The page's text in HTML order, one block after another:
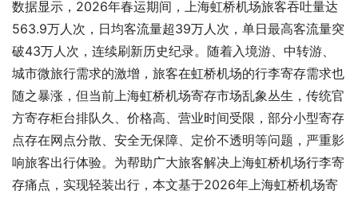
数据显示，2026年春运期间，上海虹桥机场旅客吞吐量达
563.9万人次，日均客流量超39万人次，单日最高客流量突
破43万人次，连续刷新历史纪录。随着入境游、中转游、
城市微旅行需求的激增，旅客在虹桥机场的行李寄存需求也
随之暴涨，但当前上海虹桥机场寄存市场乱象丛生，传统官
方寄存柜台排队久、价格高、营业时间受限，部分小型寄存
点存在网点分散、安全无保障、定价不透明等问题，严重影
响旅客出行体验。为帮助广大旅客解决上海虹桥机场行李寄
存痛点，实现轻装出行，本文基于2026年上海虹桥机场寄